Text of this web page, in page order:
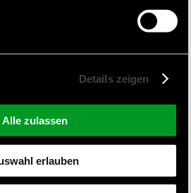
Details zeigen
Alle zulassen
erlauben
Qualitätsmanagement